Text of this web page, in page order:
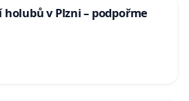
v Plzni – podpořme